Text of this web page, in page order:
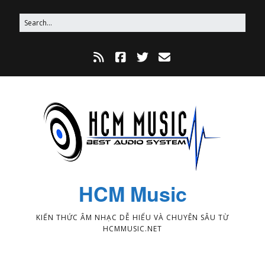
HCM Music
KIẾN THỨC ÂM NHẠC DỄ HIỂU VÀ CHUYÊN SÂU TỪ
HCMMUSIC.NET